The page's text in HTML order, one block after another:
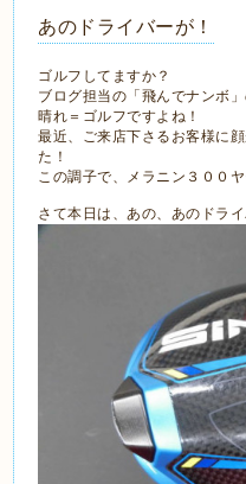
あのドライバーが！
ゴルフしてますか？
ブログ担当の「飛んでナンボ」
晴れ＝ゴルフですよね！
最近、ご来店下さるお客様に
た！
この調子で、メラニン３００
さて本日は、あの、あのドライ